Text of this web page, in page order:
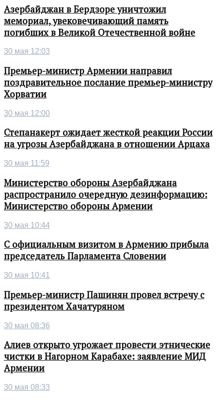
Азербайджан в Бердзоре уничтожил
мемориал, увековечивающий память
погибших в Великой Отечественной войне
30 мая 12:03
Премьер-министр Армении направил
поздравительное послание премьер-министру
Хорватии
30 мая 12:00
Степанакерт ожидает жесткой реакции России
на угрозы Азербайджана в отношении Арцаха
30 мая 11:59
Министерство обороны Азербайджана
распространило очередную дезинформацию:
Министерство обороны Армении
30 мая 10:44
С официальным визитом в Армению прибыла
председатель Парламента Словении
30 мая 10:41
Премьер-министр Пашинян провел встречу с
президентом Хачатуряном
30 мая 08:36
Алиев открыто угрожает провести этнические
чистки в Нагорном Карабахе: заявление МИД
Армении
30 мая 08:33